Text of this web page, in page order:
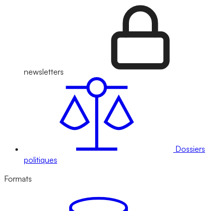
newsletters
Dossiers
politiques
Formats